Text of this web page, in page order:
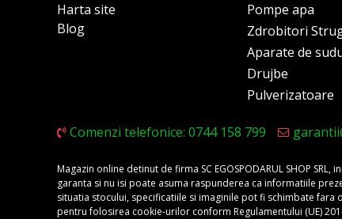
Harta site
Blog
Pompe apa
Zdrobitori
Aparate de
Drujbe
Pulverizatoare
Comenzi telefonice: 0744 158 799
Magazin online detinut de firma SC EGOSPODARUL SHOP
garanta si nu isi poate asuma raspunderea ca informatiile
situatia stocului, specificatiile si imaginile pot fi schimbate
pentru folosirea cookie-urilor conform Regulamentului (UE)